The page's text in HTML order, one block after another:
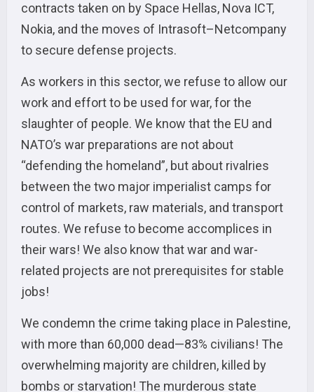
contracts taken on by Space Hellas, Nova ICT,
Nokia, and the moves of Intrasoft–Netcompany
to secure defense projects.
As workers in this sector, we refuse to allow our
work and effort to be used for war, for the
slaughter of people. We know that the EU and
NATO’s war preparations are not about
“defending the homeland”, but about rivalries
between the two major imperialist camps for
control of markets, raw materials, and transport
routes. We refuse to become accomplices in
their wars! We also know that war and war-
related projects are not prerequisites for stable
jobs!
We condemn the crime taking place in Palestine,
with more than 60,000 dead—83% civilians! The
overwhelming majority are children, killed by
bombs or starvation! The murderous state